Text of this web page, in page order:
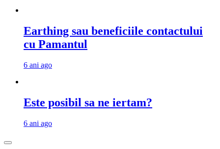
Earthing sau beneficiile contactului
cu Pamantul
6 ani ago
Este posibil sa ne iertam?
6 ani ago